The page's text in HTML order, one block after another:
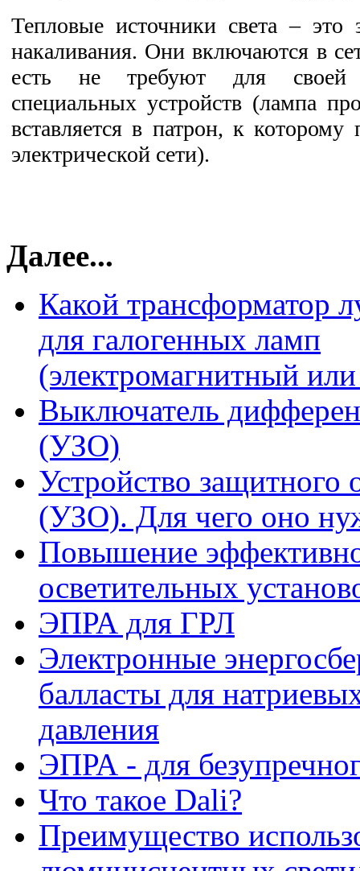
Тепловые источники света –
накаливания. Они включаются в
есть не требуют для своей
специальных устройств (лампа
вставляется в патрон, к которому
электрической сети).
Далее...
Какой трансформатор
для галогенных ламп
(электромагнитный
Выключатель
(УЗО)
Устройство защитного
(УЗО). Для чего оно
Повышение
осветительных
ЭПРА для ГРЛ
Электронные
балласты для
давления
ЭПРА - для
Что такое Dali?
Преимущество